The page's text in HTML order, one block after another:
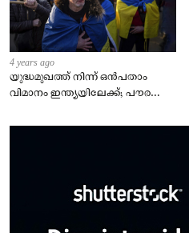
4 years ago
യുദ്ധമുഖത്ത് നിന്ന് ഒൻപതാം
വിമാനം ഇന്ത്യയിലേക്ക്; പൗരന്മാർ
– കേന്ദ്രം